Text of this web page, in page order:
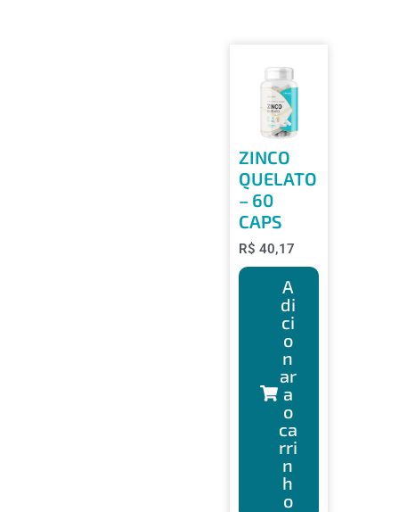
ZINCO
QUELATO
– 60
CAPS
R$ 40,17
A
di
ci
o
n
ar
a
o
ca
rri
n
h
o